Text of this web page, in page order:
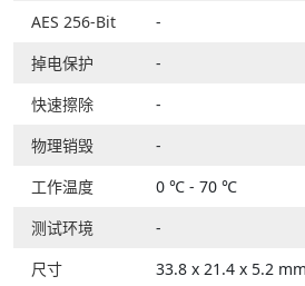
AES 256-Bit
-
掉电保护
-
快速擦除
-
物理销毁
-
工作温度
0 ℃ - 70 ℃
测试环境
-
尺寸
33.8 x 21.4 x 5.2 mm